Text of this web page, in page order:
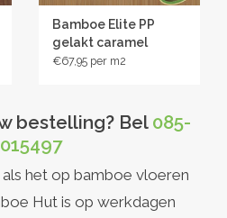
Bamboe Elite PP
gelakt caramel
transparant
€67,95
bestelling? Bel 085-
het op bamboe vloeren
Hut is op werkdagen